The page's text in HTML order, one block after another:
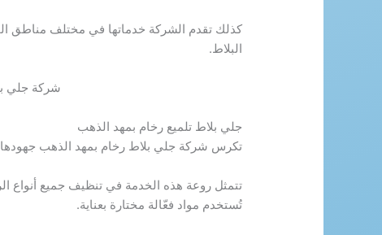
كذلك تقدم الشركة خدماتها في مختلف مناطق
البلاط.
شركة جلي
جلي بلاط تلميع رخام بمهد الذهب
تكرس شركة جلي بلاط رخام بمهد الذهب جهودها
تتمثل روعة هذه الخدمة في تنظيف جميع
تُستخدم مواد فعّالة مختارة بعناية.